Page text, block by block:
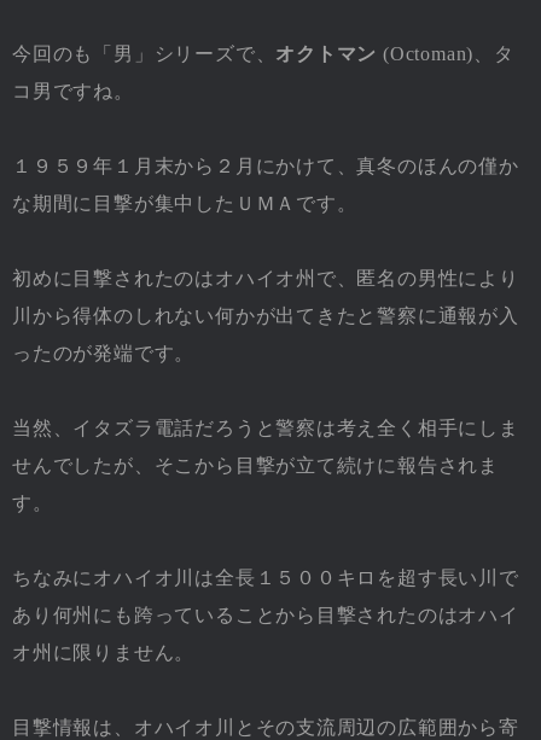
今回のも「男」シリーズで、 オクトマン (Octoman)、タ
コ男ですね。
１９５９年１月末から２月にかけて、真冬のほんの僅か
な期間に目撃が集中したＵＭＡです。
初めに目撃されたのはオハイオ州で、匿名の男性により
川から得体のしれない何かが出てきたと警察に通報が入
ったのが発端です。
当然、イタズラ電話だろうと警察は考え全く相手にしま
せんでしたが、そこから目撃が立て続けに報告されま
す。
ちなみにオハイオ川は全長１５００キロを超す長い川で
あり何州にも跨っていることから目撃されたのはオハイ
オ州に限りません。
目撃情報は、オハイオ川とその支流周辺の広範囲から寄